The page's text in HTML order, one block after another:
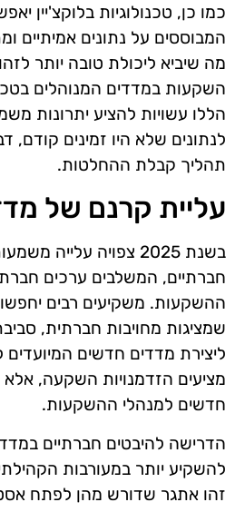
כמו כן, טכנולוגיות בלוקצ'יין
המבוססים על נתונים אמיתיים
מה שיביא ליכולת טובה יותר
השקעות במדדים המנוהלים
הללו עשויות להציע יתרונות
לנתונים שלא היו זמינים קודם,
תהליך קבלת ההחלטות.
עליית קרנם של
בשנת 2025 צפויה
חברתיים, המשלבים ערכים
ההשקעות. משקיעים רבים
שמציגות מחויבות חברתית,
ליצירת מדדים חדשים
מציעים הזדמנויות השקעה, אלא
חדשים למנהלי ההשקעות.
הדרישה להיבטים חברתיים
להשקיע יותר במעורבות
זהו אתגר שדורש מהן לפתח